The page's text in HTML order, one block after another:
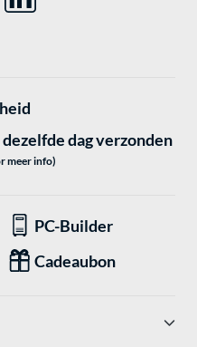
dag verzonden
meer info)
PC-Builder
Cadeaubon